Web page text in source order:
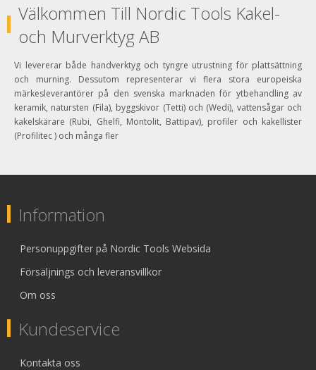
Välkommen Till Nordic Tools Kakel-
och Murverktyg AB
Vi levererar både handverktyg och tyngre utrustning för plattsättning
och murning. Dessutom representerar vi flera stora europeiska
märkesleverantörer på den svenska marknaden för ytbehandling av
keramik, natursten (Fila), byggskivor (Tetti) och (Wedi), vattensågar och
kakelskärare (Rubi, Ghelfi, Montolit, Battipav), profiler och kakellister
(Profilitec ) och många fler
Information
Personuppgifter på Nordic Tools Websida
Försäljnings och leveransvillkor
Om oss
Kundeservice
Kontakta oss